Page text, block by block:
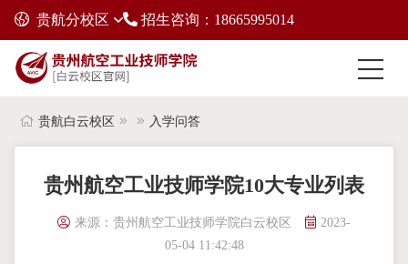
贵航分校区 招生咨询：18665995014
贵航白云校区 入学问答
贵州航空工业技师学院10大专业列表
来源：贵州航空工业技师学院白云校区
2023-
05-04 11:42:48